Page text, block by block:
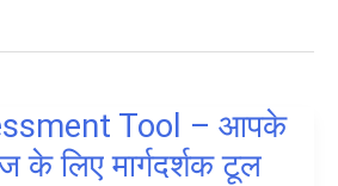
Tool – आपके
के लिए मार्गदर्शक टूल